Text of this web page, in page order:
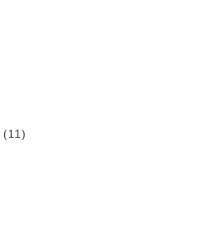
(11)